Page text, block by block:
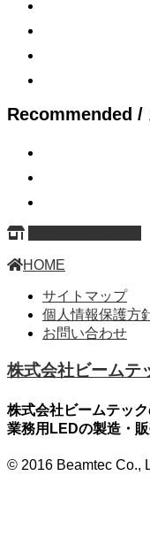
Recommended /
HOME
サイトマップ
個人情報保護方
お問い合わせ
株式会社ビームテ
株式会社ビームテッ
業務用LEDの製造・
© 2016 Beamtec Co.,